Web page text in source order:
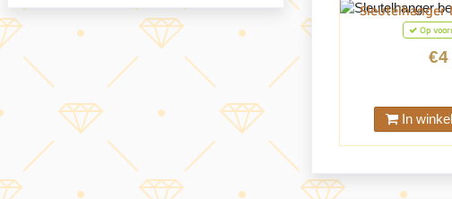
Sleutelhanger
Op
€4
In